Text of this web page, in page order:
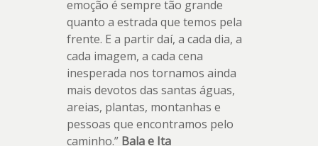
emoção é sempre tão grande
quanto a estrada que temos pela
frente. E a partir daí, a cada dia, a
cada imagem, a cada cena
inesperada nos tornamos ainda
mais devotos das santas águas,
areias, plantas, montanhas e
pessoas que encontramos pelo
caminho.” Bala e Ita